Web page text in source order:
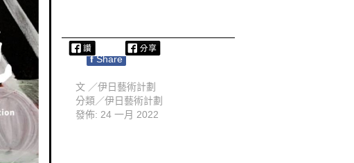
f Share
文 ／伊日藝術計劃
分類／伊日藝術計劃
發佈: 24 一月 2022